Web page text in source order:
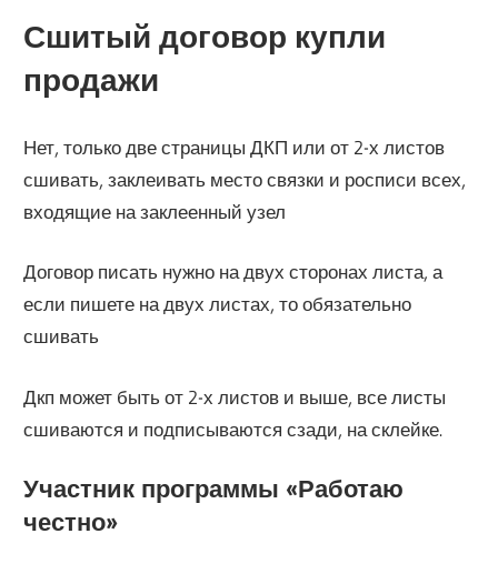
Сшитый договор купли
продажи
Нет, только две страницы ДКП или от 2-х листов
сшивать, заклеивать место связки и росписи всех,
входящие на заклеенный узел
Договор писать нужно на двух сторонах листа, а
если пишете на двух листах, то обязательно
сшивать
Дкп может быть от 2-х листов и выше, все листы
сшиваются и подписываются сзади, на склейке.
Участник программы «‎Работаю
честно»